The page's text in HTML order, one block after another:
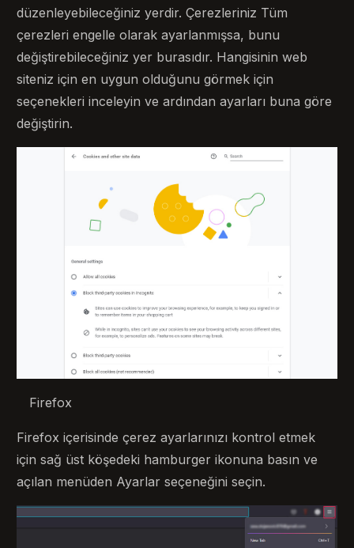
düzenleyebileceğiniz yerdir. Çerezleriniz Tüm
çerezleri engelle olarak ayarlanmışsa, bunu
değiştirebileceğiniz yer burasıdır. Hangisinin web
siteniz için en uygun olduğunu görmek için
seçenekleri inceleyin ve ardından ayarları buna göre
değiştirin.
Firefox
Firefox içerisinde çerez ayarlarınızı kontrol etmek
için sağ üst köşedeki hamburger ikonuna basın ve
açılan menüden Ayarlar seçeneğini seçin.